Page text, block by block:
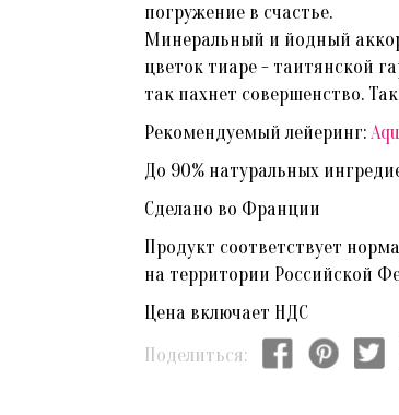
погружение в счастье.
Минеральный и йодный
цветок тиаре - таитянской
так пахнет совершенство.
Рекомендуемый лейеринг:
До 90% натуральных
Сделано во Франции
Продукт соответствует
на территории Российской
Цена включает НДС
Поделиться: